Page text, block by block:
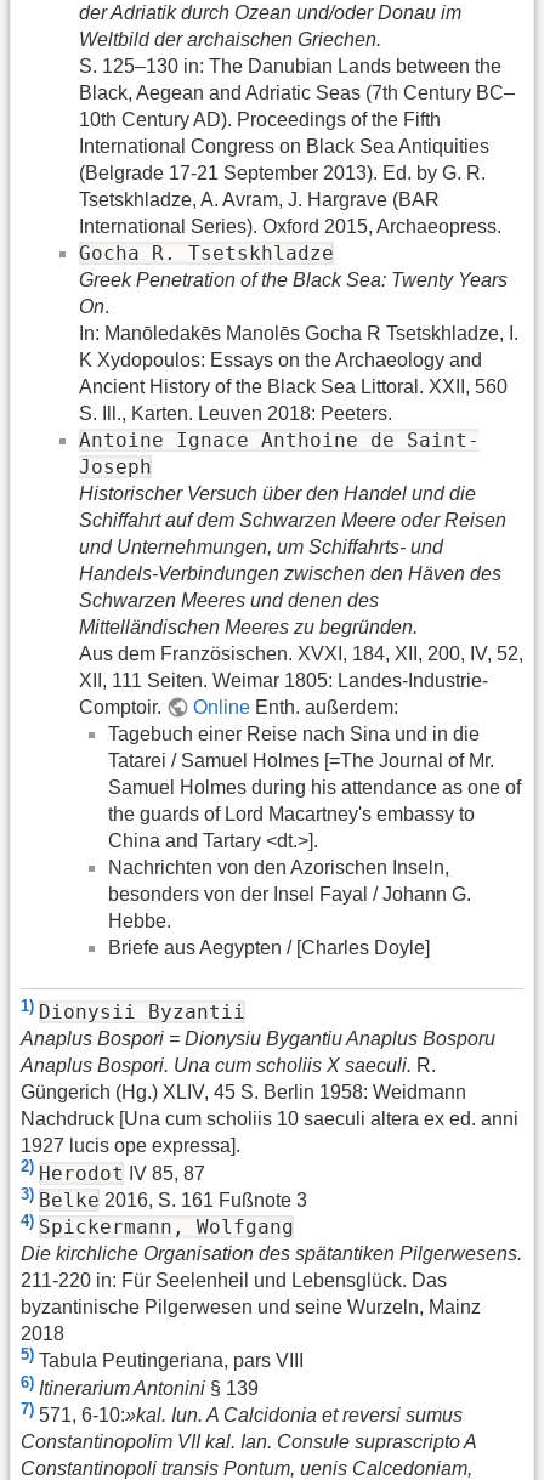
der Adriatik durch Ozean und/oder Donau im
Weltbild der archaischen Griechen.
S. 125–130 in: The Danubian Lands between the
Black, Aegean and Adriatic Seas (7th Century BC–
10th Century AD). Proceedings of the Fifth
International Congress on Black Sea Antiquities
(Belgrade 17-21 September 2013). Ed. by G. R.
Tsetskhladze, A. Avram, J. Hargrave (BAR
International Series). Oxford 2015, Archaeopress.
Gocha R. Tsetskhladze
Greek Penetration of the Black Sea: Twenty Years
On.
In: Manōledakēs Manolēs Gocha R Tsetskhladze, I.
K Xydopoulos: Essays on the Archaeology and
Ancient History of the Black Sea Littoral. XXII, 560
S. Ill., Karten. Leuven 2018: Peeters.
Antoine Ignace Anthoine de Saint-
Joseph
Historischer Versuch über den Handel und die
Schiffahrt auf dem Schwarzen Meere oder Reisen
und Unternehmungen, um Schiffahrts- und
Handels-Verbindungen zwischen den Häven des
Schwarzen Meeres und denen des
Mittelländischen Meeres zu begründen.
Aus dem Französischen. XVXI, 184, XII, 200, IV, 52,
XII, 111 Seiten. Weimar 1805: Landes-Industrie-
Comptoir.
Online Enth. außerdem:
Tagebuch einer Reise nach Sina und in die
Tatarei / Samuel Holmes [=The Journal of Mr.
Samuel Holmes during his attendance as one of
the guards of Lord Macartney's embassy to
China and Tartary <dt.>].
Nachrichten von den Azorischen Inseln,
besonders von der Insel Fayal / Johann G.
Hebbe.
Briefe aus Aegypten / [Charles Doyle]
1) Dionysii Byzantii
Anaplus Bospori = Dionysiu Bygantiu Anaplus Bosporu
Anaplus Bospori. Una cum scholiis X saeculi. R.
Güngerich (Hg.) XLIV, 45 S. Berlin 1958: Weidmann
Nachdruck [Una cum scholiis 10 saeculi altera ex ed. anni
1927 lucis ope expressa].
2) Herodot IV 85, 87
3) Belke 2016, S. 161 Fußnote 3
4) Spickermann, Wolfgang
Die kirchliche Organisation des spätantiken Pilgerwesens.
211-220 in: Für Seelenheil und Lebensglück. Das
byzantinische Pilgerwesen und seine Wurzeln, Mainz
2018
5) Tabula Peutingeriana, pars VIII
6) Itinerarium Antonini § 139
7) 571, 6-10:»kal. Iun. A Calcidonia et reversi sumus
Constantinopolim VII kal. Ian. Consule suprascripto A
Constantinopoli transis Pontum, uenis Calcedoniam,